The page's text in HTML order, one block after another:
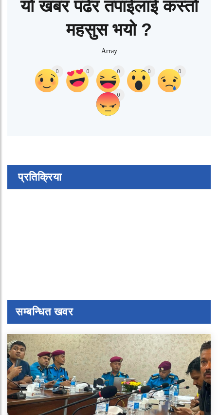
यो खबर पढेर तपाईलाई कस्तो
महसुस भयो ?
Array
0 0 0 0 0
0
प्रतिक्रिया
सम्बन्धित खवर